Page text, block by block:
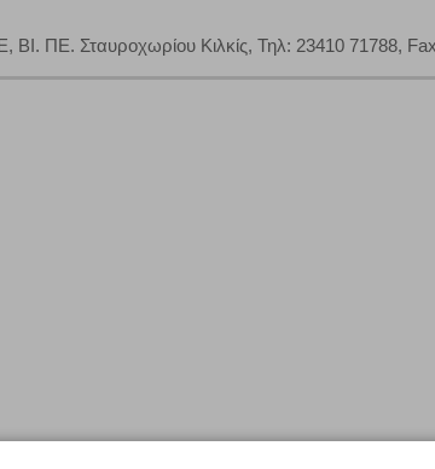
ΠΕ. Σταυροχωρίου Κιλκίς, Τηλ: 23410 71788,